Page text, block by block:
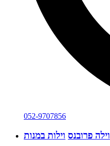
052-9707856
וילה פרובנס וילות במנות